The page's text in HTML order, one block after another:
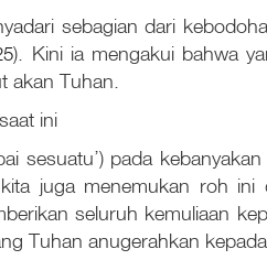
sebagian dari
). Kini ia mengakui bahwa
akan Tuhan.
ini
sesuatu’) pada
juga menemukan roh
seluruh kemuliaan
Tuhan anugerahkan